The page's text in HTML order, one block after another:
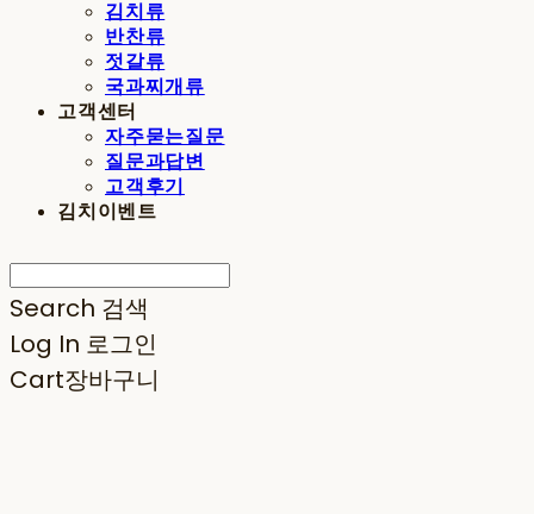
김치류
반찬류
젓갈류
국과찌개류
고객센터
자주묻는질문
질문과답변
고객후기
김치이벤트
Search 검색
Log In 로그인
Cart장바구니